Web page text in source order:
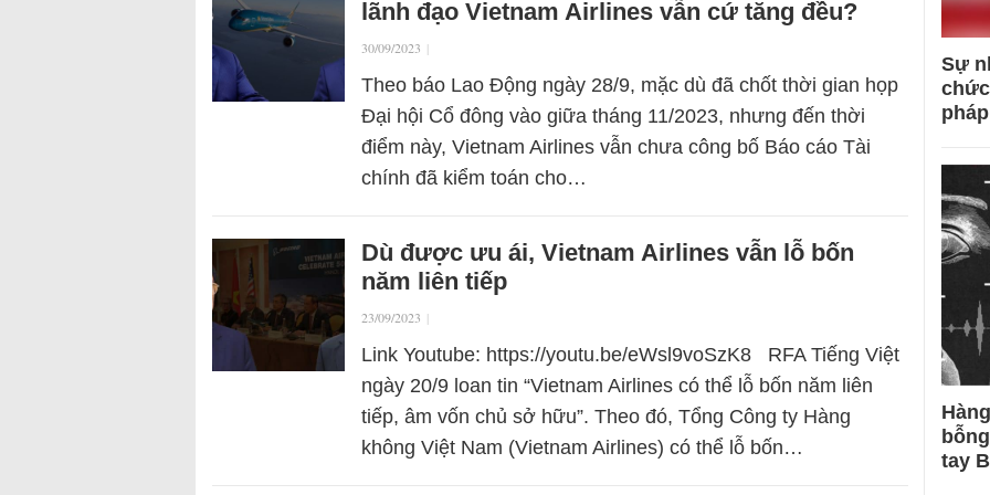
lãnh đạo Vietnam Airlines vẫn cứ tăng đều?
30/09/2023 |
Theo báo Lao Động ngày 28/9, mặc dù đã chốt thời gian họp
Đại hội Cổ đông vào giữa tháng 11/2023, nhưng đến thời
điểm này, Vietnam Airlines vẫn chưa công bố Báo cáo Tài
chính đã kiểm toán cho…
Dù được ưu ái, Vietnam Airlines vẫn lỗ bốn
năm liên tiếp
23/09/2023 |
Link Youtube: https://youtu.be/eWsl9voSzK8 RFA Tiếng Việt
ngày 20/9 loan tin “Vietnam Airlines có thể lỗ bốn năm liên
tiếp, âm vốn chủ sở hữu”. Theo đó, Tổng Công ty Hàng
không Việt Nam (Vietnam Airlines) có thể lỗ bốn…
Sự
tay